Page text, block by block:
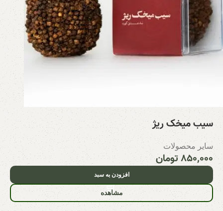
سیب میخک ریژ
سایر محصولات
۸۵۰,۰۰۰تومان
افزودن به سبد
مشاهده